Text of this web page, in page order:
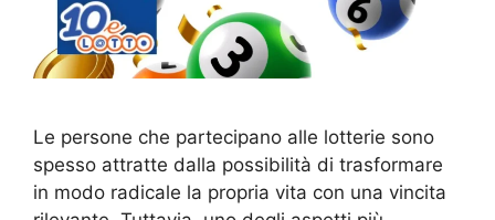
Le persone che partecipano alle lotterie sono
spesso attratte dalla possibilità di trasformare
in modo radicale la propria vita con una vincita